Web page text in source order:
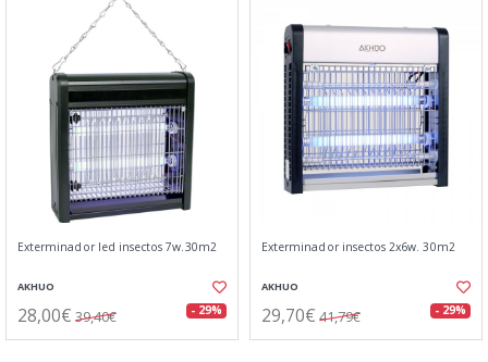
Exterminador led insectos 7w.30m2
AKHUO
28,00€ 39,40€ - 29%
Exterminador insectos 2x6w. 30m2
AKHUO
29,70€ 41,79€ - 29%